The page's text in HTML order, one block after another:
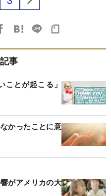
事
ことが起こる」
かったことに意
がアメリカの大